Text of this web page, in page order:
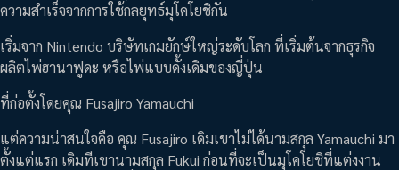
ความสำเร็จจากการใช้กลยุทธ์มุโคโยชิกัน
เริ่มจาก Nintendo บริษัทเกมยักษ์ใหญ่ระดับโลก ที่เริ่มต้นจากธุรกิจ
ผลิตไพ่ฮานาฟูดะ หรือไพ่แบบดั้งเดิมของญี่ปุ่น
ที่ก่อตั้งโดยคุณ Fusajiro Yamauchi
แต่ความน่าสนใจคือ คุณ Fusajiro เดิมเขาไม่ได้นามสกุล Yamauchi มา
ตั้งแต่แรก เดิมทีเขานามสกุล Fukui ก่อนที่จะเป็นมุโคโยชิที่แต่งงาน